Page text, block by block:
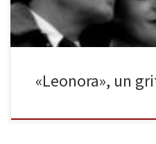
«Leonora», un